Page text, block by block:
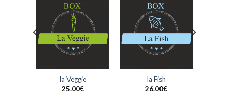
la Veggie
25.00€
la Fish
26.00€